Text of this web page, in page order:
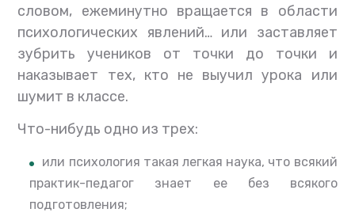
словом, ежеминутно вращается в области
психологических явлений… или заставляет
зубрить учеников от точки до точки и
наказывает тех, кто не выучил урока или
шумит в классе.
Что-нибудь одно из трех:
или психология такая легкая наука, что всякий
практик-педагог знает ее без всякого
подготовления;